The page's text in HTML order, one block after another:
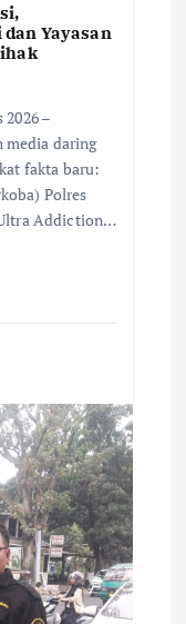
Yayasan
2026 –
media daring
fakta baru:
Polres
Addiction…